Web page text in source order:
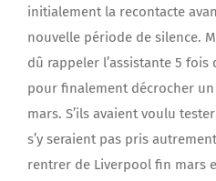
initialement la recontacte
nouvelle période de silence.
dû rappeler l’assistante 5
pour finalement décrocher
mars. S’ils avaient voulu
s’y seraient pas pris
rentrer de Liverpool fin mars